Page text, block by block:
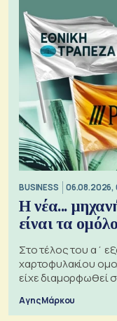
BUSINESS 06.08.2026,
Η νέα...
είναι τα
Στο τέλος του α΄
χαρτοφυλακίου
είχε διαμορφωθεί
Αγης Μάρκου